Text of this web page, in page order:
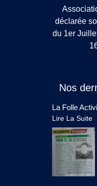
déclarée
du 1er
Nos
La Folle
Lire La Suite